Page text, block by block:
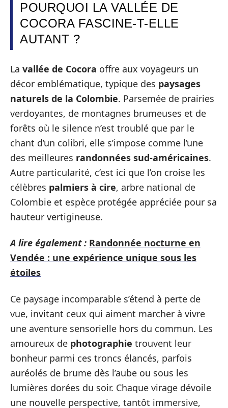
POURQUOI LA VALLÉE DE
COCORA FASCINE-T-ELLE
AUTANT ?
La vallée de Cocora offre aux voyageurs un
décor emblématique, typique des paysages
naturels de la Colombie. Parsemée de prairies
verdoyantes, de montagnes brumeuses et de
forêts où le silence n’est troublé que par le
chant d’un colibri, elle s’impose comme l’une
des meilleures randonnées sud-américaines.
Autre particularité, c’est ici que l’on croise les
célèbres palmiers à cire, arbre national de
Colombie et espèce protégée appréciée pour sa
hauteur vertigineuse.
A lire également : Randonnée nocturne en
Vendée : une expérience unique sous les
étoiles
Ce paysage incomparable s’étend à perte de
vue, invitant ceux qui aiment marcher à vivre
une aventure sensorielle hors du commun. Les
amoureux de photographie trouvent leur
bonheur parmi ces troncs élancés, parfois
auréolés de brume dès l’aube ou sous les
lumières dorées du soir. Chaque virage dévoile
une nouvelle perspective, tantôt immersive,